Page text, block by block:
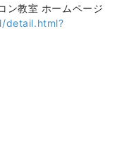
ン教室 ホームページ
detail.html?